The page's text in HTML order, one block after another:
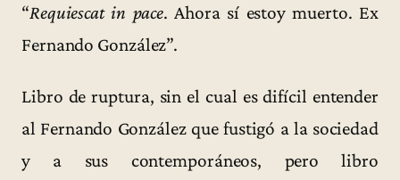
“Requiescat in pace. Ahora sí estoy muerto. Ex
Fernando González”.
Libro de ruptura, sin el cual es difícil entender
al Fernando González que fustigó a la sociedad
y a sus contemporáneos, pero libro